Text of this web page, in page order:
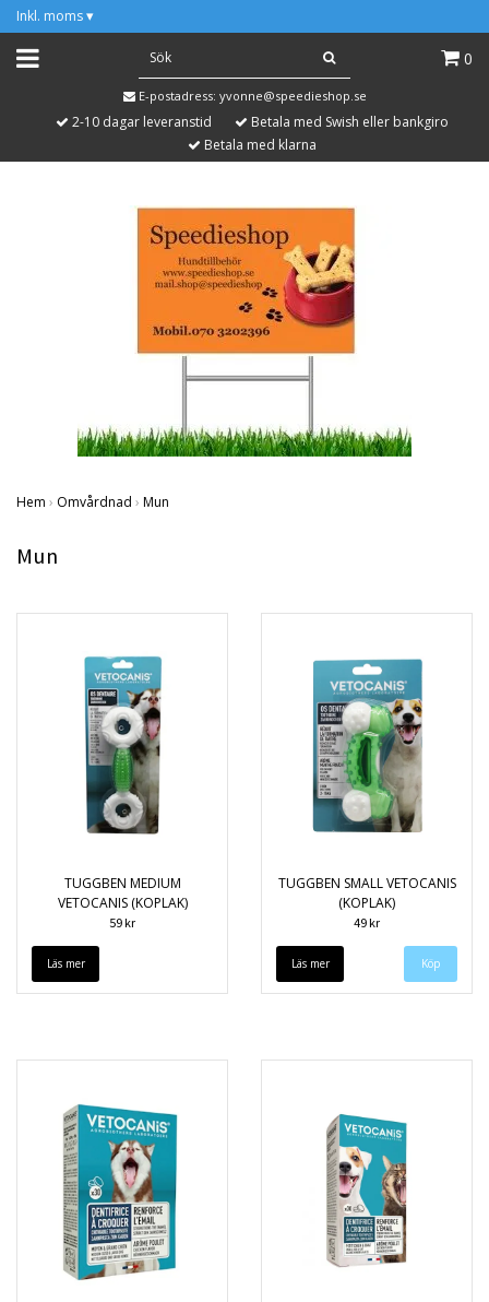
Inkl. moms ▾
0
E-postadress: yvonne@speedieshop.se
2-10 dagar leveranstid
Betala med Swish eller bankgiro
Betala med klarna
Hem › Omvårdnad › Mun
Mun
TUGGBEN MEDIUM
VETOCANIS (KOPLAK)
59 kr
Läs mer
TUGGBEN SMALL VETOCANIS
(KOPLAK)
49 kr
Läs mer